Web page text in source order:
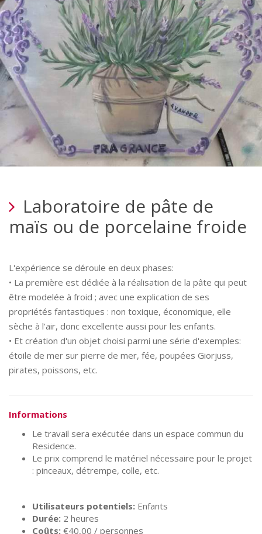
Laboratoire de pâte de
maïs ou de porcelaine froide
L'expérience se déroule en deux phases:
• La première est dédiée à la réalisation de la pâte qui peut
être modelée à froid ; avec une explication de ses
propriétés fantastiques : non toxique, économique, elle
sèche à l'air, donc excellente aussi pour les enfants.
• Et création d'un objet choisi parmi une série d'exemples:
étoile de mer sur pierre de mer, fée, poupées Giorjuss,
pirates, poissons, etc.
Informations
Le travail sera exécutée dans un espace commun du
Residence.
Le prix comprend le matériel nécessaire pour le projet
: pinceaux, détrempe, colle, etc.
Utilisateurs potentiels: Enfants
Durée: 2 heures
Coûts: €40,00 / personnes